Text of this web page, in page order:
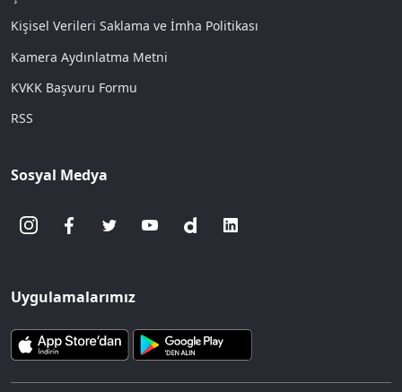
Kişisel Verileri Saklama ve İmha Politikası
Kamera Aydınlatma Metni
KVKK Başvuru Formu
RSS
Sosyal Medya
Uygulamalarımız